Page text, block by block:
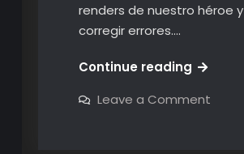
renders de nuestro héroe y
corregir errores.…
Continue reading¡Al
¡Venicio
Leave a Commenton